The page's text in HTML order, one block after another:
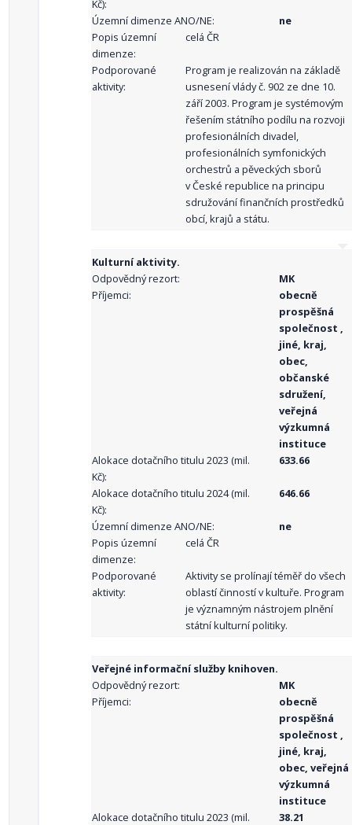
Kč):
Územní dimenze ANO/NE:
ne
Popis územní
dimenze:
celá ČR
Podporované
aktivity:
Program je realizován na základě
usnesení vlády č. 902 ze dne 10.
září 2003. Program je systémovým
řešením státního podílu na rozvoji
profesionálních divadel,
profesionálních symfonických
orchestrů a pěveckých sborů
v České republice na principu
sdružování finančních prostředků
obcí, krajů a státu.
Kulturní aktivity.
Odpovědný rezort:
MK
Příjemci:
obecně
prospěšná
společnost ,
jiné, kraj,
obec,
občanské
sdružení,
veřejná
výzkumná
instituce
Alokace dotačního titulu 2023 (mil.
Kč):
633.66
Alokace dotačního titulu 2024 (mil.
Kč):
646.66
Územní dimenze ANO/NE:
ne
Popis územní
dimenze:
celá ČR
Podporované
aktivity:
Aktivity se prolínají téměř do všech
oblastí činností v kultuře. Program
je významným nástrojem plnění
státní kulturní politiky.
Veřejné informační služby knihoven.
Odpovědný rezort:
MK
Příjemci:
obecně
prospěšná
společnost ,
jiné, kraj,
obec, veřejná
výzkumná
instituce
Alokace dotačního titulu 2023 (mil.
38.21